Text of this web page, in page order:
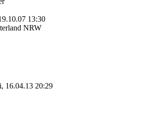
13:30
NRW
16.04.13 20:29